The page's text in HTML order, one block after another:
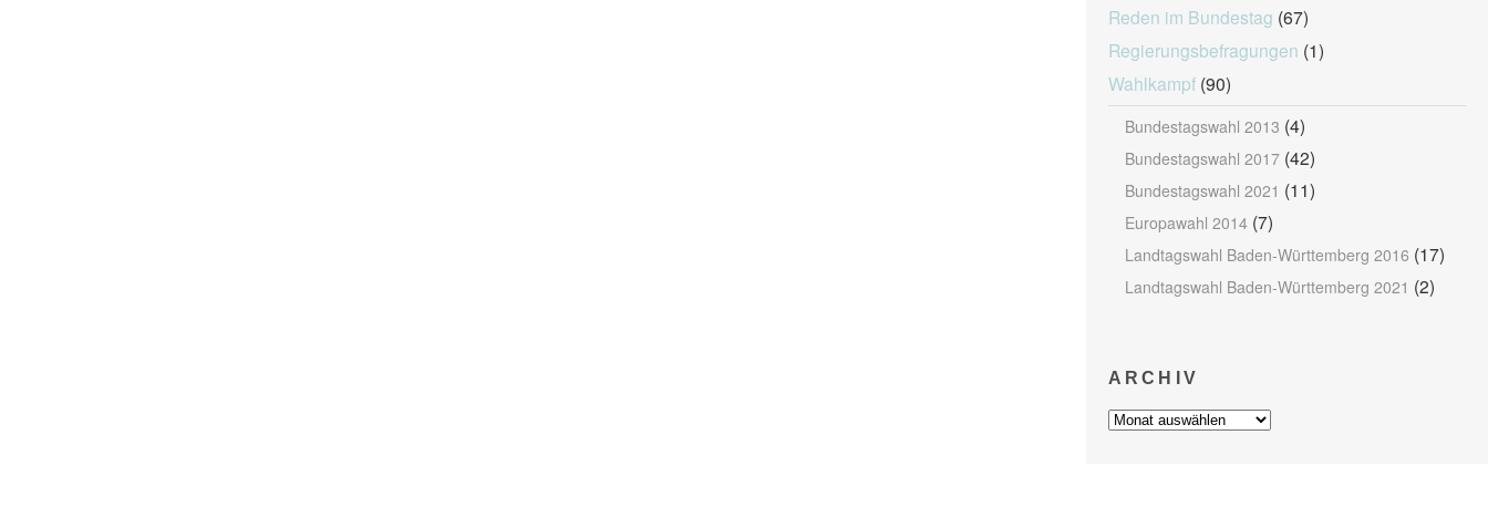
Reden im Bundestag (67)
Regierungsbefragungen (1)
Wahlkampf(90)
Bundestagswahl 2013 (4)
Bundestagswahl 2017(42)
Bundestagswahl 2021 (11)
Europawahl 2014(7)
Landtagswahl Baden-Württemberg 2016 (17)
Landtagswahl Baden-Württemberg 2021 (2)
ARCHIV
Archiv